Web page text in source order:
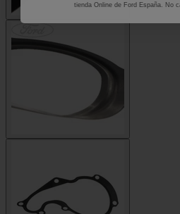
tienda Online de Ford España. No